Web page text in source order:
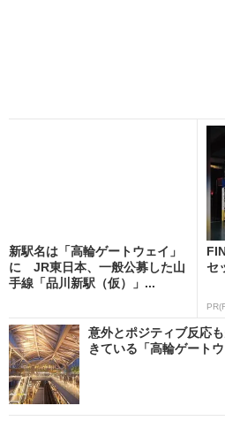
新駅名は「高輪ゲートウェイ」
に JR東日本、一般公募した山
手線「品川新駅（仮）」...
セ
意外とポジティブ反応
きている「高輪ゲート